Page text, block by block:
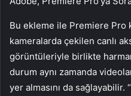
Bu ekleme ile Premiere Pro
kameralarda çekilen canlı
görüntüleriyle birlikte
durum aynı zamanda
yer almasını da